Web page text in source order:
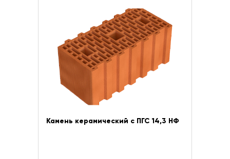
Камень керамический с ПГС 14,3 НФ